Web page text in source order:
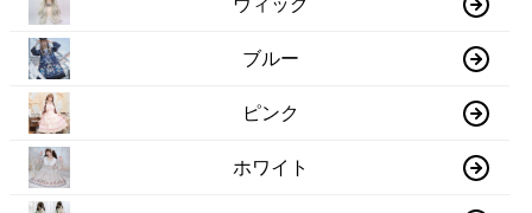
ブルー
ピンク
ホワイト